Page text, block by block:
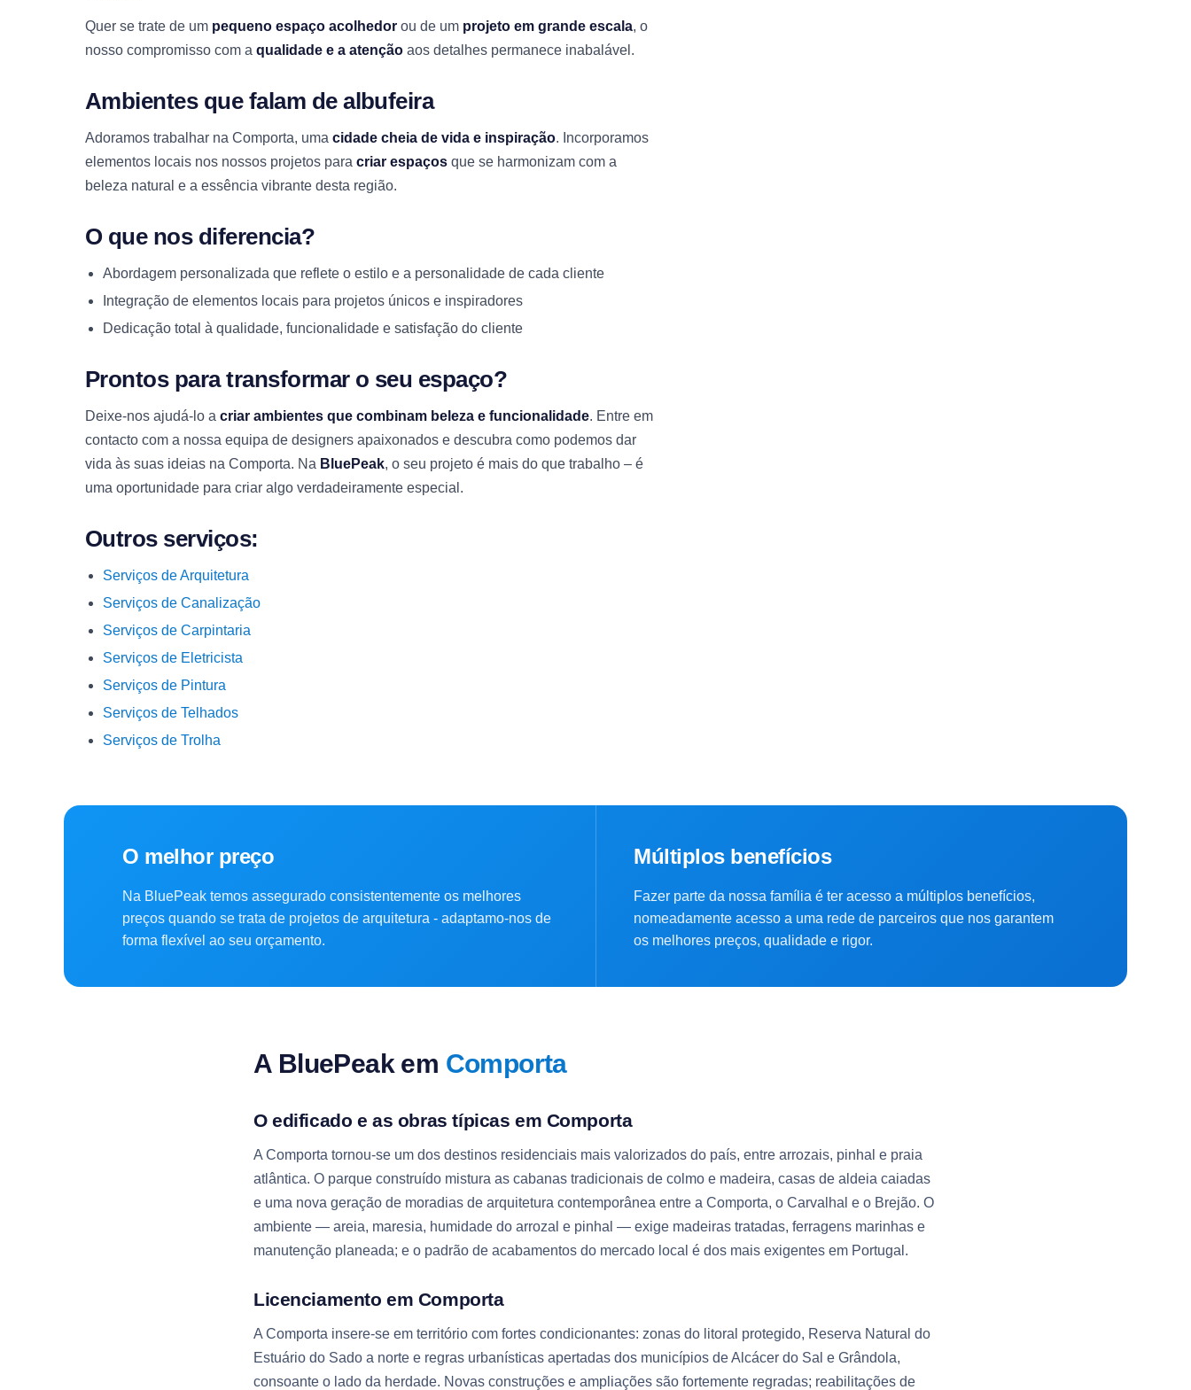
Quer se trate de um pequeno espaço acolhedor ou de um projeto em grande escala, o
nosso compromisso com a qualidade e a atenção aos detalhes permanece inabalável.
Ambientes que falam de albufeira
Adoramos trabalhar na Comporta, uma cidade cheia de vida e inspiração. Incorporamos
elementos locais nos nossos projetos para criar espaços que se harmonizam com a
beleza natural e a essência vibrante desta região.
O que nos diferencia?
Abordagem personalizada que reflete o estilo e a personalidade de cada cliente
Integração de elementos locais para projetos únicos e inspiradores
Dedicação total à qualidade, funcionalidade e satisfação do cliente
Prontos para transformar o seu espaço?
Deixe-nos ajudá-lo a criar ambientes que combinam beleza e funcionalidade. Entre em
contacto com a nossa equipa de designers apaixonados e descubra como podemos dar
vida às suas ideias na Comporta. Na BluePeak, o seu projeto é mais do que trabalho – é
uma oportunidade para criar algo verdadeiramente especial.
Outros serviços:
Serviços de Arquitetura
Serviços de Canalização
Serviços de Carpintaria
Serviços de Eletricista
Serviços de Pintura
Serviços de Telhados
Serviços de Trolha
O melhor preço
Na BluePeak temos assegurado consistentemente os melhores
preços quando se trata de projetos de arquitetura - adaptamo-nos de
forma flexível ao seu orçamento.
Múltiplos benefícios
Fazer parte da nossa família é ter acesso a múltiplos benefícios,
nomeadamente acesso a uma rede de parceiros que nos garantem
os melhores preços, qualidade e rigor.
A BluePeak em Comporta
O edificado e as obras típicas em Comporta
A Comporta tornou-se um dos destinos residenciais mais valorizados do país, entre arrozais, pinhal e praia
atlântica. O parque construído mistura as cabanas tradicionais de colmo e madeira, casas de aldeia caiadas
e uma nova geração de moradias de arquitetura contemporânea entre a Comporta, o Carvalhal e o Brejão. O
ambiente — areia, maresia, humidade do arrozal e pinhal — exige madeiras tratadas, ferragens marinhas e
manutenção planeada; e o padrão de acabamentos do mercado local é dos mais exigentes em Portugal.
Licenciamento em Comporta
A Comporta insere-se em território com fortes condicionantes: zonas do litoral protegido, Reserva Natural do
Estuário do Sado a norte e regras urbanísticas apertadas dos municípios de Alcácer do Sal e Grândola,
consoante o lado da herdade. Novas construções e ampliações são fortemente regradas; reabilitações de